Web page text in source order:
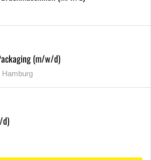
(m/w/d)
Hamburg